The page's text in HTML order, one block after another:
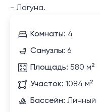
- Лагуна.
Комнаты: 4
Санузлы: 6
Площадь: 580 м²
Участок: 1084 м²
Бассейн: Личный